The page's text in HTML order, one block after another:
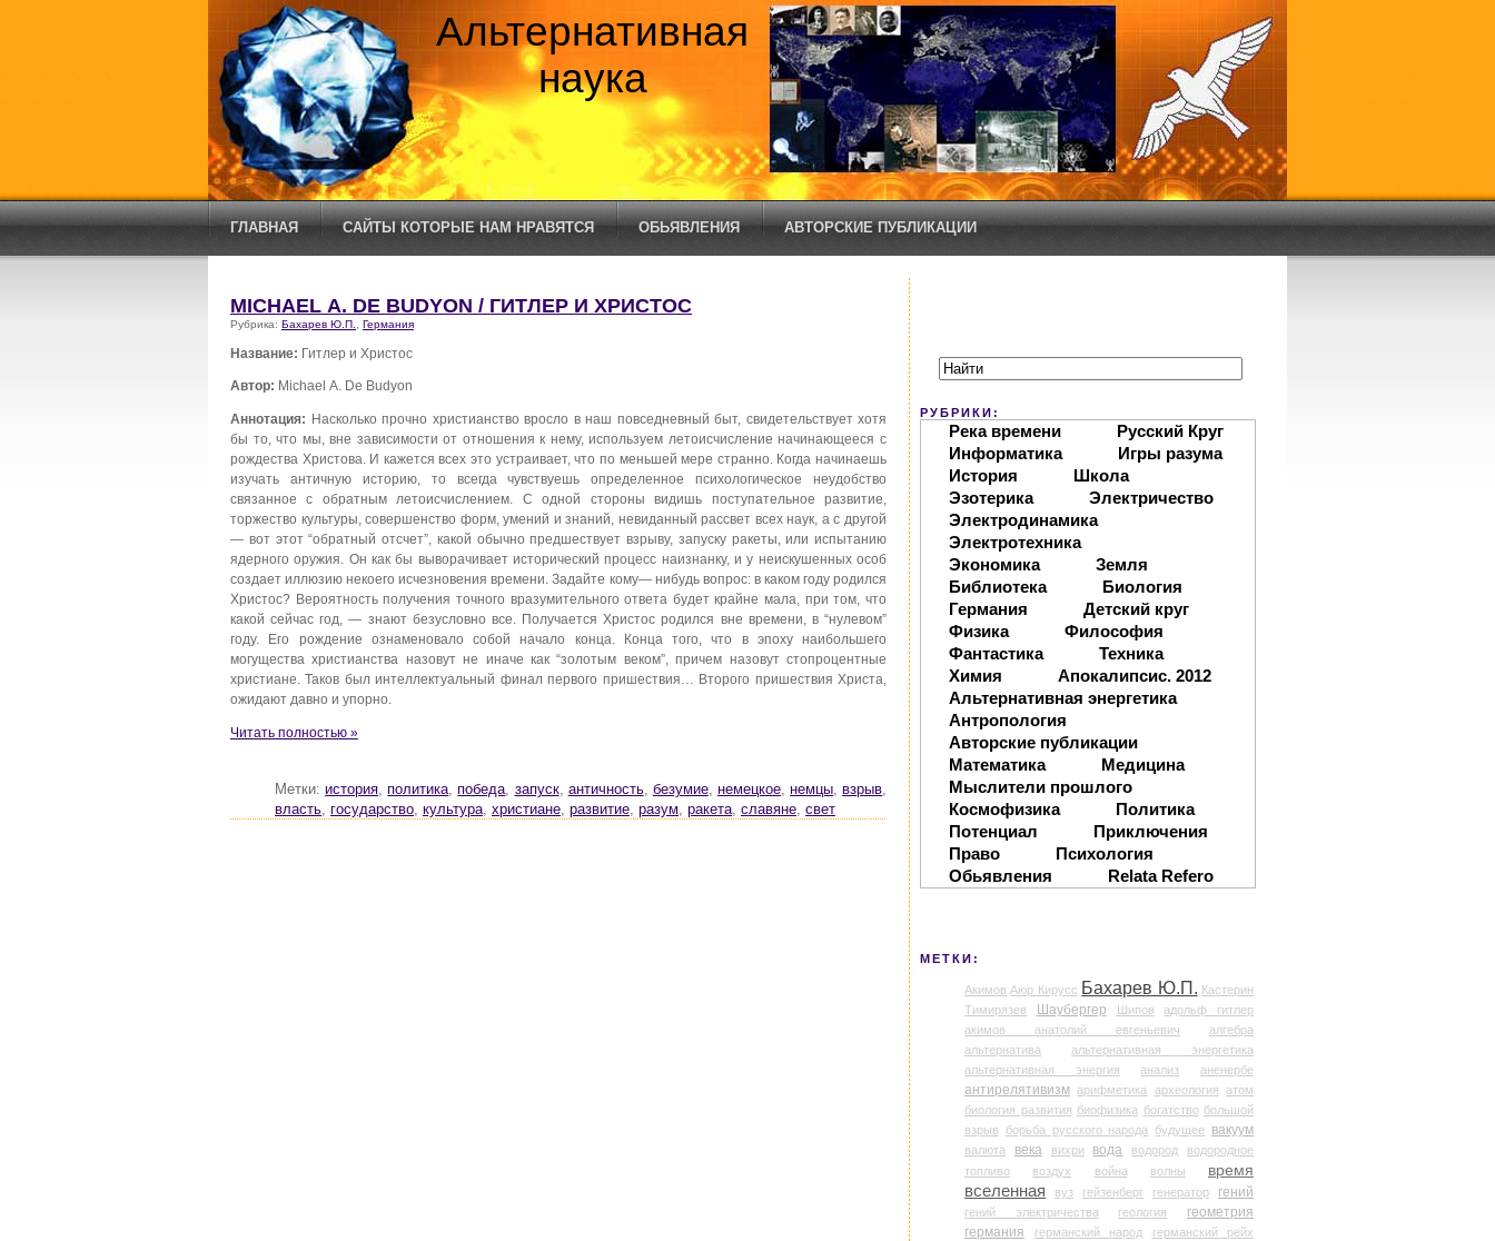
Альтернативная
наука
ГЛАВНАЯ САЙТЫ КОТОРЫЕ НАМ НРАВЯТСЯ ОБЬЯВЛЕНИЯ АВТОРСКИЕ ПУБЛИКАЦИИ
MICHAEL А. DE BUDYON / ГИТЛЕР И ХРИСТОС
Рубрика: Бахарев Ю.П. Германия
Название: Гитлер и Христос
Автор: Michael А. De Budyon
Аннотация: Насколько прочно христианство вросло в наш повседневный быт, свидетельствует хотя
бы то, что мы, вне зависимости от отношения к нему, используем летоисчисление начинающееся с
рождества Христова. И кажется всех это устраивает, что по меньшей мере странно. Когда начинаешь
изучать античную историю, то всегда чувствуешь определенное психологическое неудобство
связанное с обратным летоисчислением. С одной стороны видишь поступательное развитие,
торжество культуры, совершенство форм, умений и знаний, невиданный рассвет всех наук, а с другой
— вот этот “обратный отсчет”, какой обычно предшествует взрыву, запуску ракеты, или испытанию
ядерного оружия. Он как бы выворачивает исторический процесс наизнанку, и у неискушенных особ
создает иллюзию некоего исчезновения времени. Задайте кому— нибудь вопрос: в каком году родился
Христос? Вероятность получения точного вразумительного ответа будет крайне мала, при том, что
какой сейчас год, — знают безусловно все. Получается Христос родился вне времени, в “нулевом”
году. Его рождение ознаменовало собой начало конца. Конца того, что в эпоху наибольшего
могущества христианства назовут не иначе как “золотым веком”, причем назовут стопроцентные
христиане. Таков был интеллектуальный финал первого пришествия… Второго пришествия Христа,
ожидают давно и упорно.
Читать полностью »
Метки:история ,политика ,победа запуск, античность, безумие, немецкое, немцы ,взрыв
власть государство культура христиане развитие разум ракета славяне свет
РУБРИКИ:
Река времени
Русский Круг
Информатика
Игры разума
История
Школа
Эзотерика
Электричество
Электродинамика
Электротехника
Экономика
Земля
Библиотека
Биология
Германия
Детский круг
Физика
Философия
Фантастика
Техника
Химия
Апокалипсис. 2012
Альтернативная энергетика
Антропология
Авторские публикации
Математика
Медицина
Мыслители прошлого
Космофизика
Политика
Потенциал
Приключения
Право
Психология
Обьявления
Relata Refero
МЕТКИ:
Акимов Аюр Кирусс Бахарев Ю.П. Кастерин
Тимирязев
Шаубергер Шипов
адольф гитлер
акимов анатолий евгеньевич
алгебра
альтернатива
альтернативная энергетика
альтернативная энергия
анализ аненербе
антирелятивизм арифметика археология атом
биология развития биофизика богатство большой
взрыв
борьба русского народа будущее вакуум
валюта века вихри вода водород
водородное
топливо
воздух война волны
время
вселенная
вуз гейзенберг генератор гений
гений электричества геология
геометрия
германия
германский народ
германский рейх